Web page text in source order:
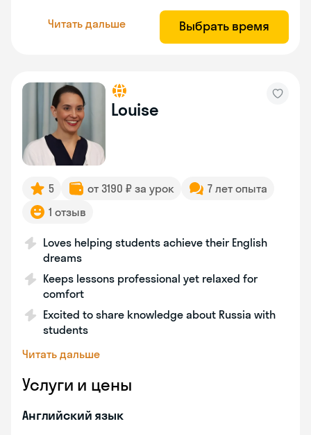
Читать дальше Выбрать время
Louise
5 от 3190 ₽ за урок
7 лет опыта
1 отзыв
Loves helping students achieve their English
dreams
Keeps lessons professional yet relaxed for
comfort
Excited to share knowledge about Russia with
students
Читать дальше
Услуги и цены
Английский язык